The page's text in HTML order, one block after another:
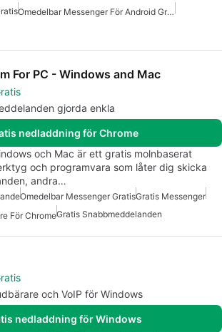
Omedelbar Messenger För Android Gratis
For PC - Windows and Mac
gjorda enkla
nedladdning för Chrome
och Mac är ett gratis molnbaserat
och programvara som låter dig skicka
andra…
Omedelbar Messenger GratisGratis Messenger
För ChromeGratis Snabbmeddelanden
och VoIP för Windows
nedladdning för Windows